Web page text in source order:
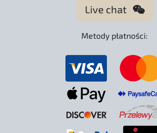
Live chat
Metody płatności: